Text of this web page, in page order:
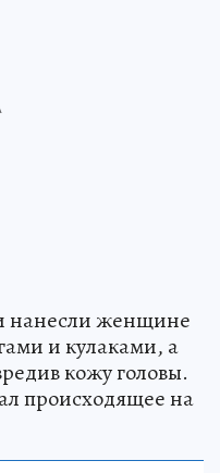
нанесли женщине
и кулаками, а
кожу головы.
происходящее на